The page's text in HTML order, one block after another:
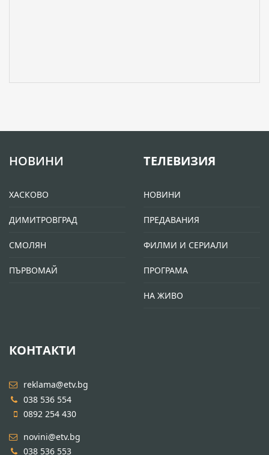
НОВИНИ
ХАСКОВО
ДИМИТРОВГРАД
СМОЛЯН
ПЪРВОМАЙ
ТЕЛЕВИЗИЯ
НОВИНИ
ПРЕДАВАНИЯ
ФИЛМИ И СЕРИАЛИ
ПРОГРАМА
НА ЖИВО
КОНТАКТИ
reklama@etv.bg
038 536 554
0892 254 430
novini@etv.bg
038 536 553